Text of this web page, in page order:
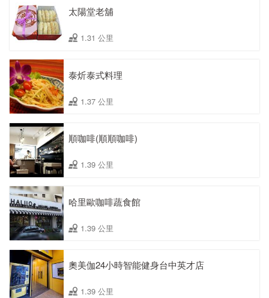
太陽堂老舖
1.31 公里
泰炘泰式料理
1.37 公里
順咖啡(順順咖啡)
1.39 公里
哈里歐咖啡蔬食館
1.39 公里
奧美伽24小時智能健身台中英才店
1.39 公里